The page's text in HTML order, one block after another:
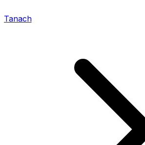
Tanach